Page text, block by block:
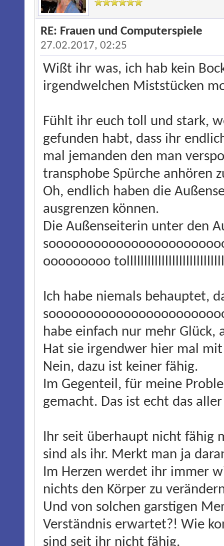
RE: Frauen und Computerspiele
27.02.2017, 02:25
Wißt ihr was, ich hab kein
irgendwelchen Miststücken
Fühlt ihr euch toll und stark,
gefunden habt, dass ihr
mal jemanden den man
transphobe Spürche anhören
Oh, endlich haben die
ausgrenzen können.
Die Außenseiterin unter den
ooooooooo
Ich habe niemals behauptet,
habe einfach nur mehr Glück,
Hat sie irgendwer hier mal
Nein, dazu ist keiner fähig.
Im Gegenteil, für meine
gemacht. Das ist echt das
Ihr seit überhaupt nicht fähig
sind als ihr. Merkt man ja
Im Herzen werdet ihr immer
nichts den Körper zu
Und von solchen garstigen
Verständnis erwartet?! Wie
sind seit ihr nicht fähig.